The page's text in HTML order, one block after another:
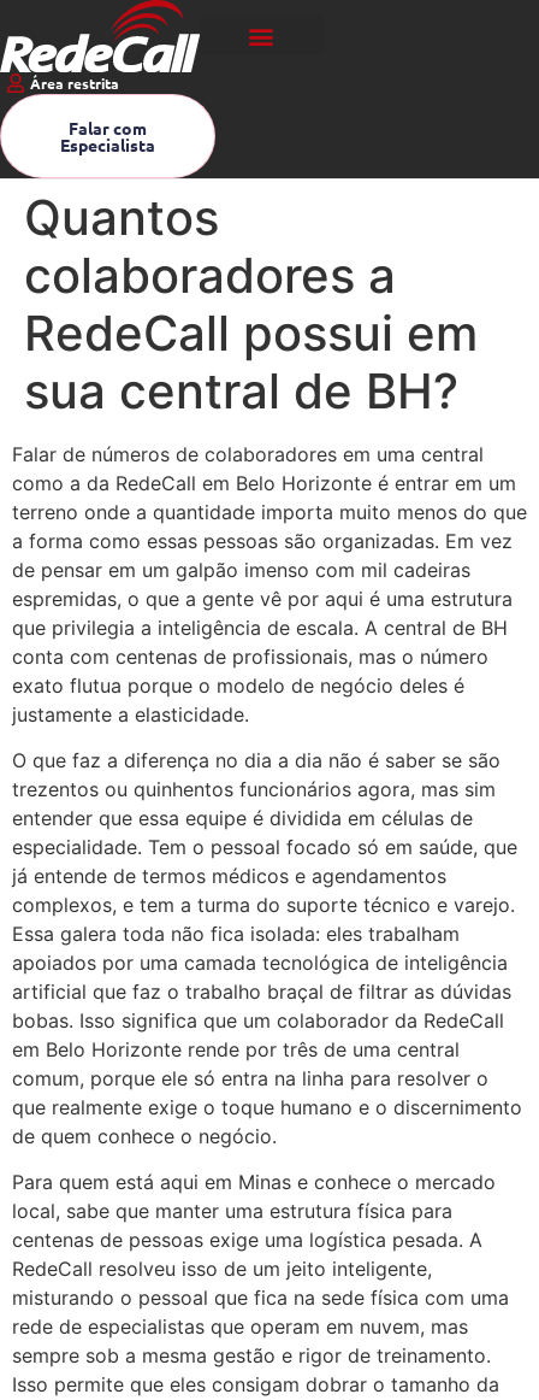
Área restrita
Falar com
Especialista
Quantos
colaboradores a
RedeCall possui em
sua central de BH?
Falar de números de colaboradores em uma central
como a da RedeCall em Belo Horizonte é entrar em um
terreno onde a quantidade importa muito menos do que
a forma como essas pessoas são organizadas. Em vez
de pensar em um galpão imenso com mil cadeiras
espremidas, o que a gente vê por aqui é uma estrutura
que privilegia a inteligência de escala. A central de BH
conta com centenas de profissionais, mas o número
exato flutua porque o modelo de negócio deles é
justamente a elasticidade.
O que faz a diferença no dia a dia não é saber se são
trezentos ou quinhentos funcionários agora, mas sim
entender que essa equipe é dividida em células de
especialidade. Tem o pessoal focado só em saúde, que
já entende de termos médicos e agendamentos
complexos, e tem a turma do suporte técnico e varejo.
Essa galera toda não fica isolada: eles trabalham
apoiados por uma camada tecnológica de inteligência
artificial que faz o trabalho braçal de filtrar as dúvidas
bobas. Isso significa que um colaborador da RedeCall
em Belo Horizonte rende por três de uma central
comum, porque ele só entra na linha para resolver o
que realmente exige o toque humano e o discernimento
de quem conhece o negócio.
Para quem está aqui em Minas e conhece o mercado
local, sabe que manter uma estrutura física para
centenas de pessoas exige uma logística pesada. A
RedeCall resolveu isso de um jeito inteligente,
misturando o pessoal que fica na sede física com uma
rede de especialistas que operam em nuvem, mas
sempre sob a mesma gestão e rigor de treinamento.
Isso permite que eles consigam dobrar o tamanho da